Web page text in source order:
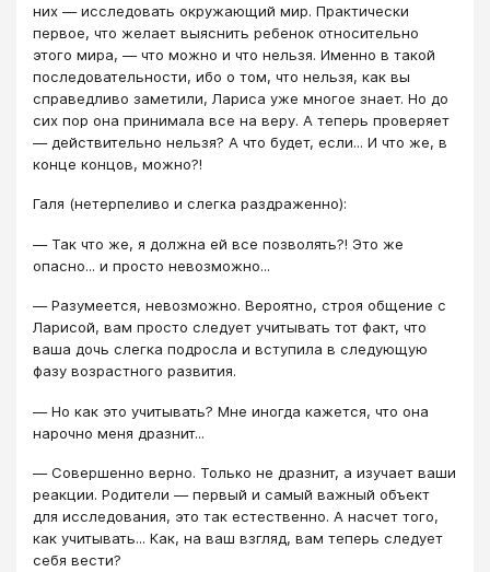
них ― исследовать окружающий мир. Практически
первое, что желает выяснить ребенок относительно
этого мира, ― что можно и что нельзя. Именно в такой
последовательности, ибо о том, что нельзя, как вы
справедливо заметили, Лариса уже многое знает. Но до
сих пор она принимала все на веру. А теперь проверяет
― действительно нельзя? А что будет, если... И что же, в
конце концов, можно?!
Галя (нетерпеливо и слегка раздраженно):
― Так что же, я должна ей все позволять?! Это же
опасно... и просто невозможно...
― Разумеется, невозможно. Вероятно, строя общение с
Ларисой, вам просто следует учитывать тот факт, что
ваша дочь слегка подросла и вступила в следующую
фазу возрастного развития.
― Но как это учитывать? Мне иногда кажется, что она
нарочно меня дразнит...
― Совершенно верно. Только не дразнит, а изучает ваши
реакции. Родители ― первый и самый важный объект
для исследования, это так естественно. А насчет того,
как учитывать... Как, на ваш взгляд, вам теперь следует
себя вести?